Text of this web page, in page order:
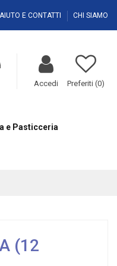
AIUTO E CONTATTI CHI SIAMO
Accedi Preferiti (0)
e Pasticceria
(12